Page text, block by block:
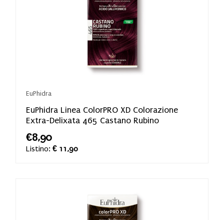
EuPhidra
EuPhidra Linea ColorPRO XD Colorazione
Extra-Delixata 465 Castano Rubino
€8,90
Listino: € 11,90